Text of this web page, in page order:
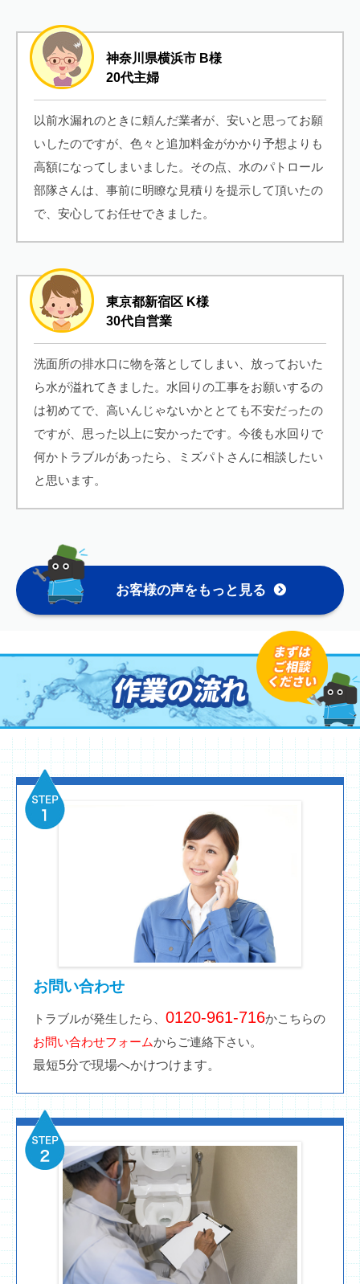
神奈川県横浜市 B様
20代主婦
以前水漏れのときに頼んだ業者が、安いと思ってお願
いしたのですが、色々と追加料金がかかり予想よりも
高額になってしまいました。その点、水のパトロール
部隊さんは、事前に明瞭な見積りを提示して頂いたの
で、安心してお任せできました。
東京都新宿区 K様
30代自営業
洗面所の排水口に物を落としてしまい、放っておいた
ら水が溢れてきました。水回りの工事をお願いするの
は初めてで、高いんじゃないかととても不安だったの
ですが、思った以上に安かったです。今後も水回りで
何かトラブルがあったら、ミズパトさんに相談したい
と思います。
お客様の声をもっと見る
お問い合わせ
トラブルが発生したら、 0120-961-716かこちらの
お問い合わせフォームからご連絡下さい。
最短5分で現場へかけつけます。